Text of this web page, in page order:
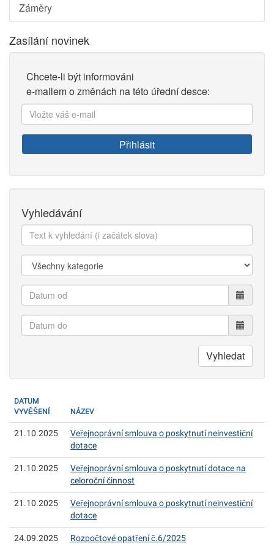
Záměry
Zasílání novinek
Chcete-li být informováni
e-mailem o změnách na této úřední desce:
Vložte
váš
e-
mail:
Přihlásit
Vyhledávání
Text
k
vyhledání:
Kategorie:
Datum
od
Datum
do
Vyhledat
DATUM
VYVĚŠENÍ
NÁZEV
21.10.2025
Veřejnoprávní smlouva o poskytnutí neinvestiční
dotace
21.10.2025
Veřejnoprávní smlouva o poskytnutí dotace na
celoroční činnost
21.10.2025
Veřejnoprávní smlouva o poskytnutí neinvestiční
dotace
24.09.2025 Rozpočtové opatření č.6/2025